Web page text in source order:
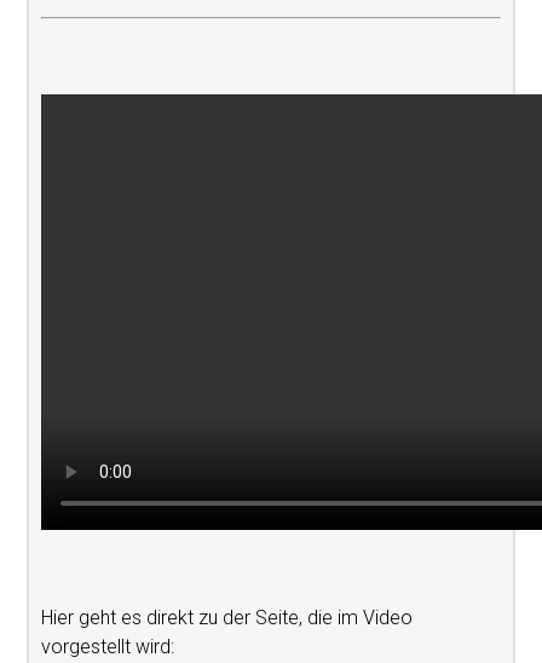
Hier geht es direkt zu der Seite, die im Video
vorgestellt wird: